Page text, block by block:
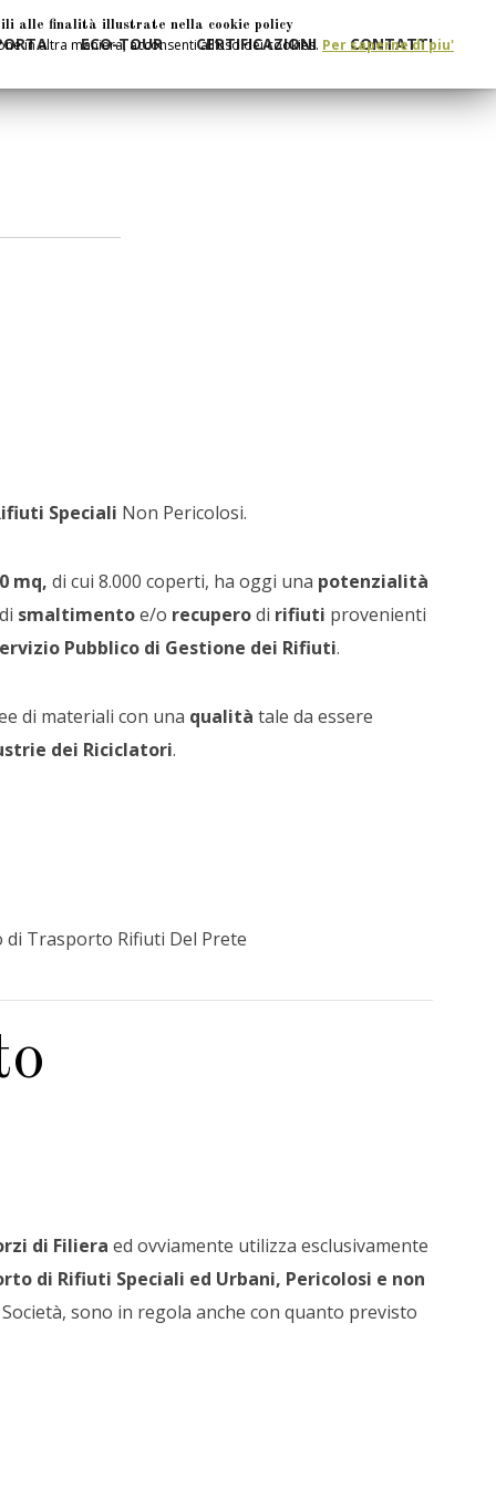
ECO-TOUR CERTIFICAZIONI CONTATTI
Speciali Non Pericolosi.
mq, di cui 8.000 coperti, ha oggi una potenzialità
smaltimentoe/o recuperodi rifiuti provenienti
Pubblico di Gestione dei Rifiuti.
di materiali con una qualità tale da essere
dei Riciclatori.
di Filiera ed ovviamente utilizza esclusivamente
di Rifiuti Speciali ed Urbani, Pericolosi e non
sono in regola anche con quanto previsto
alle finalità illustrate nella cookie policy
in altra maniera, acconsenti all’uso dei cookies. Per saperne di piu'